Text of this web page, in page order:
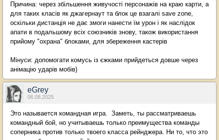
Причина: через збільшення живучості персонажів на краю карти, а
для таких класів як джагернаут та блок це взагалі save zone,
оскільки дистанція не дає змоги нанести їм урон і як наслідок
апати в подальшому всіх союзників знову, також використання
прийому "охрана" блоками, для збереження кастерів
Мінуси: допомогати комусь із єжками прийдеться довше через
анімацію ударів мобів)
eGrey
06.08.2025
Это называется командная игра. Заметь, ты рассматриваешь
командный бой, но учитываешь только преимущества команды
соперника против только твоего класса рейнджера. Ни то, что это